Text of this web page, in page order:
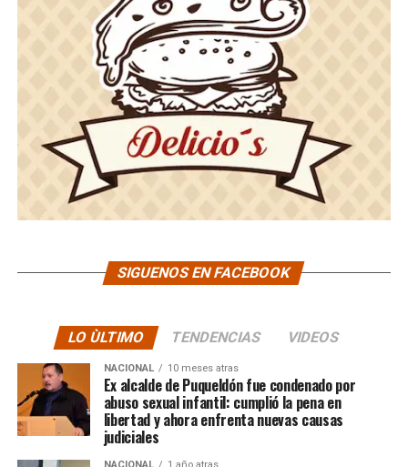
SIGUENOS EN FACEBOOK
LO ÙLTIMO TENDENCIAS VIDEOS
NACIONAL 10 meses atras
Ex alcalde de Puqueldón fue condenado por
abuso sexual infantil: cumplió la pena en
libertad y ahora enfrenta nuevas causas
judiciales